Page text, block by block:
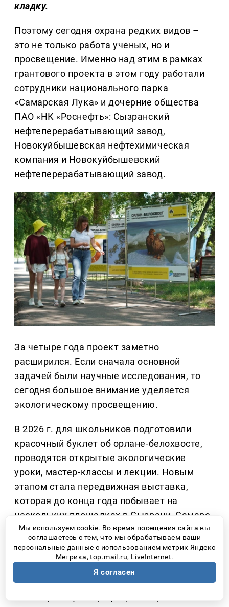
кладку.
Поэтому сегодня охрана редких видов –
это не только работа ученых, но и
просвещение. Именно над этим в рамках
грантового проекта в этом году работали
сотрудники национального парка
«Самарская Лука» и дочерние общества
ПАО «НК «Роснефть»: Сызранский
нефтеперерабатывающий завод,
Новокуйбышевская нефтехимическая
компания и Новокуйбышевский
нефтеперерабатывающий завод.
За четыре года проект заметно
расширился. Если сначала основной
задачей были научные исследования, то
сегодня большое внимание уделяется
экологическому просвещению.
В 2026 г. для школьников подготовили
красочный буклет об орлане-белохвосте,
проводятся открытые экологические
уроки, мастер-классы и лекции. Новым
этапом стала передвижная выставка,
которая до конца года побывает на
нескольких площадках в Сызрани, Самаре,
Тольятти, Жигулёвске, Новокуйбышевске,
вузах, колледжах, школах и домах
культуры региона.
На выставке дети могут не просто
Мы используем cookie. Во время посещения сайта вы
соглашаетесь с тем, что мы обрабатываем ваши
персональные данные с использованием метрик Яндекс
Метрика, top.mail.ru, LiveInternet.
Я согласен